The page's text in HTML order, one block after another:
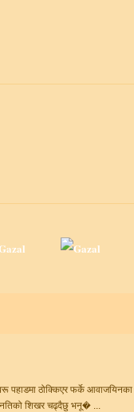
पहाडमा ठोक्किएर फर्के आवाजयिनका
शिखर चढ्दैछु भनू� ...